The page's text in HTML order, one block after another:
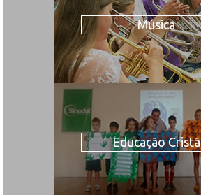
Música
Educação Cristã